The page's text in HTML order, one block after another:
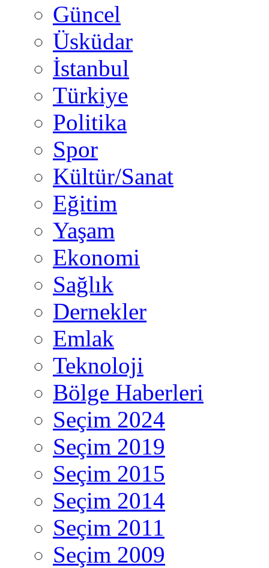
Güncel
Üsküdar
İstanbul
Türkiye
Politika
Spor
Kültür/Sanat
Eğitim
Yaşam
Ekonomi
Sağlık
Dernekler
Emlak
Teknoloji
Bölge Haberleri
Seçim 2024
Seçim 2019
Seçim 2015
Seçim 2014
Seçim 2011
Seçim 2009